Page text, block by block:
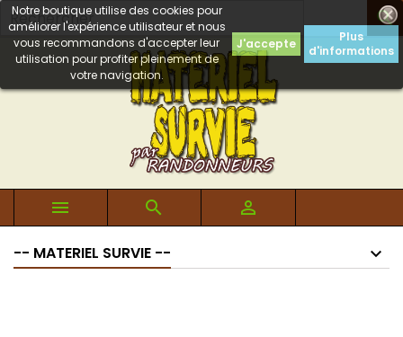

Notre boutique utilise des cookies pour
améliorer l'expérience utilisateur et nous
vous recommandons d'accepter leur
utilisation pour profiter pleinement de
votre navigation.
J'accepte
Plus
d'informations
  
-- MATERIEL SURVIE --